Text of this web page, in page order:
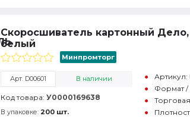
Скоросшиватель картонный
белый
Минпромторг
Арт. D00601 В наличии
Код товара: У0000169638
В упаковке: 200 шт.
Артикул:
Формат /